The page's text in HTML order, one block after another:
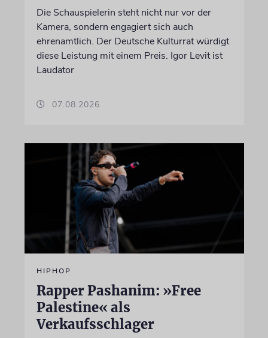
Die Schauspielerin steht nicht nur vor der
Kamera, sondern engagiert sich auch
ehrenamtlich. Der Deutsche Kulturrat würdigt
diese Leistung mit einem Preis. Igor Levit ist
Laudator
07.08.2026
HIPHOP
Rapper Pashanim: »Free
Palestine« als
Verkaufsschlager